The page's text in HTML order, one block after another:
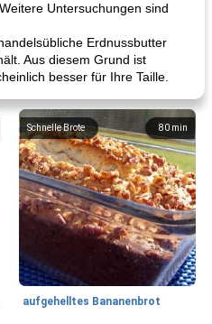
Untersuchungen sind
Erdnussbutter
Aus diesem Grund ist
besser für Ihre Taille.
80 min
Schnelle Brote
aufgehelltes Bananenbrot